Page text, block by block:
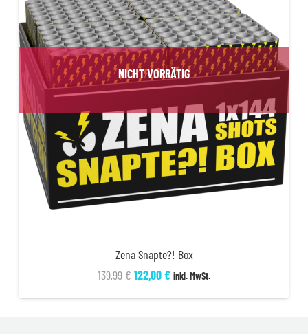
NICHT VORRÄTIG
Zena Snapte?! Box
139,99€Ursprünglicher
122,00€Aktueller
inkl. MwSt.